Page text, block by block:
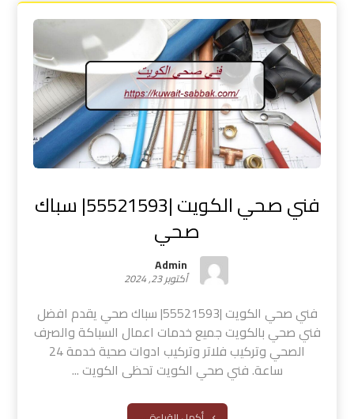
فني صحي الكويت |55521593| سباك
صحي
Admin
أكتوبر 23, 2024
فني صحي الكويت |55521593| سباك صحي يقدم افضل
فني صحي بالكويت جميع خدمات اعمال السباكة والصرف
الصحي وتركيب فلاتر وتركيب ادوات صحية خدمة 24
ساعة. فني صحي الكويت تحظى الكويت ...